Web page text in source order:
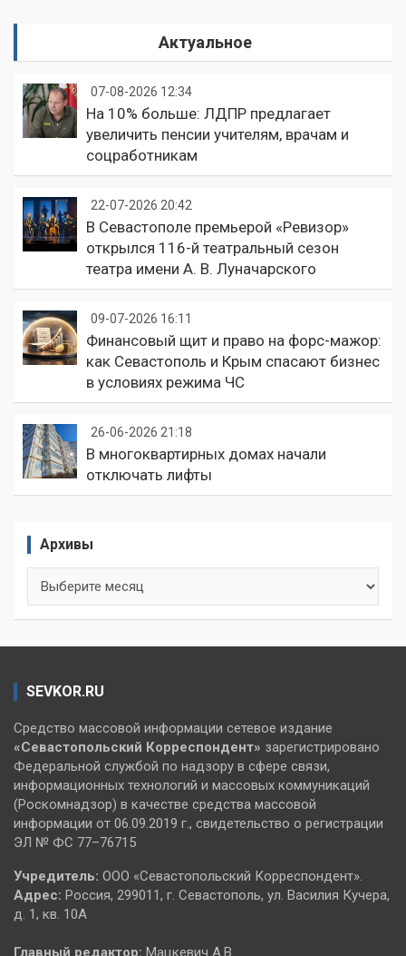
Актуальное
07-08-2026 12:34
На 10% больше: ЛДПР предлагает
увеличить пенсии учителям, врачам и
соцработникам
22-07-2026 20:42
В Севастополе премьерой «Ревизор»
открылся 116-й театральный сезон
театра имени А. В. Луначарского
09-07-2026 16:11
Финансовый щит и право на форс-мажор:
как Севастополь и Крым спасают бизнес
в условиях режима ЧС
26-06-2026 21:18
В многоквартирных домах начали
отключать лифты
Архивы
SEVKOR.RU
Средство массовой информации сетевое издание
«Севастопольский Корреспондент» зарегистрировано
Федеральной службой по надзору в сфере связи,
информационных технологий и массовых коммуникаций
(Роскомнадзор) в качестве средства массовой
информации от 06.09.2019 г., свидетельство о регистрации
ЭЛ № ФС 77–76715
Учредитель: ООО «Севастопольский Корреспондент».
Адрес: Россия, 299011, г. Севастополь, ул. Василия Кучера,
д. 1, кв. 10А
Главный редактор: Мацкевич А.В.